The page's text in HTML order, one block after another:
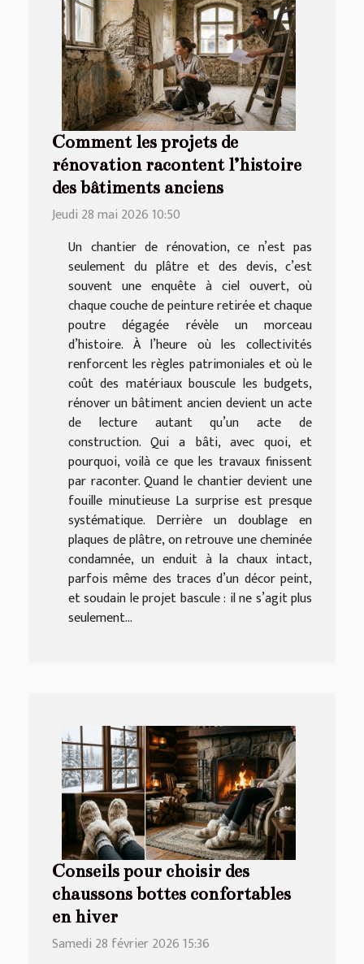
Comment les projets de
rénovation racontent l’histoire
des bâtiments anciens
Jeudi 28 mai 2026 10:50
Un chantier de rénovation, ce n’est pas
seulement du plâtre et des devis, c’est
souvent une enquête à ciel ouvert, où
chaque couche de peinture retirée et chaque
poutre dégagée révèle un morceau
d’histoire. À l’heure où les collectivités
renforcent les règles patrimoniales et où le
coût des matériaux bouscule les budgets,
rénover un bâtiment ancien devient un acte
de lecture autant qu’un acte de
construction. Qui a bâti, avec quoi, et
pourquoi, voilà ce que les travaux finissent
par raconter. Quand le chantier devient une
fouille minutieuse La surprise est presque
systématique. Derrière un doublage en
plaques de plâtre, on retrouve une cheminée
condamnée, un enduit à la chaux intact,
parfois même des traces d’un décor peint,
et soudain le projet bascule : il ne s’agit plus
seulement...
Conseils pour choisir des
chaussons bottes confortables
en hiver
Samedi 28 février 2026 15:36